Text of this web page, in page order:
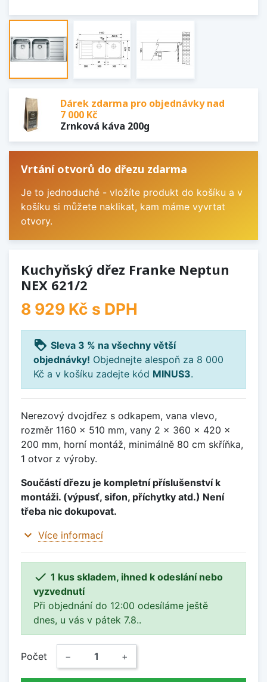
Dárek zdarma pro objednávky nad
7 000 Kč
Zrnková káva 200g
Vrtání otvorů do dřezu zdarma
Je to jednoduché - vložíte produkt do košíku a v
košíku si můžete naklikat, kam máme vyvrtat
otvory.
Kuchyňský dřez Franke Neptun
NEX 621/2
8 929 Kč s DPH
loyalty Sleva 3 % na všechny větší
objednávky! Objednejte alespoň za 8 000
Kč a v košíku zadejte kód MINUS3.
Nerezový dvojdřez s odkapem, vana vlevo,
rozměr 1160 x 510 mm, vany 2 x 360 x 420 x
200 mm, horní montáž, minimálně 80 cm skříňka,
1 otvor z výroby.
Součástí dřezu je kompletní příslušenství k
montáži. (výpusť, sifon, příchytky atd.) Není
třeba nic dokupovat.
expand_more Více informací
 1 kus skladem, ihned k odeslání nebo
vyzvednutí
Při objednání do 12:00 odesíláme ještě
dnes, u vás v pátek 7.8..
Počet − +